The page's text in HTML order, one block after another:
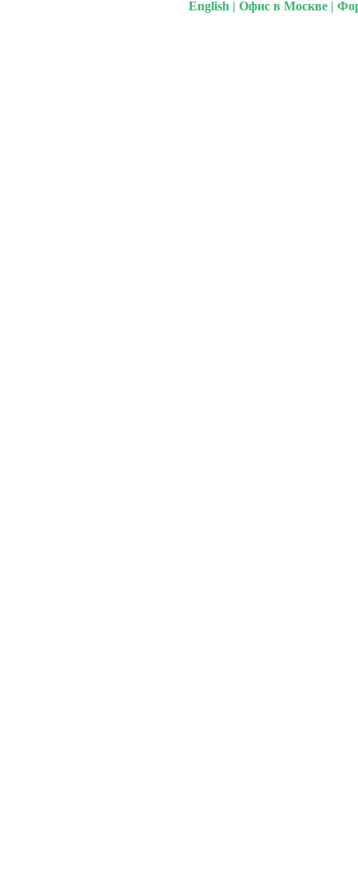
English | Офис в Москве |